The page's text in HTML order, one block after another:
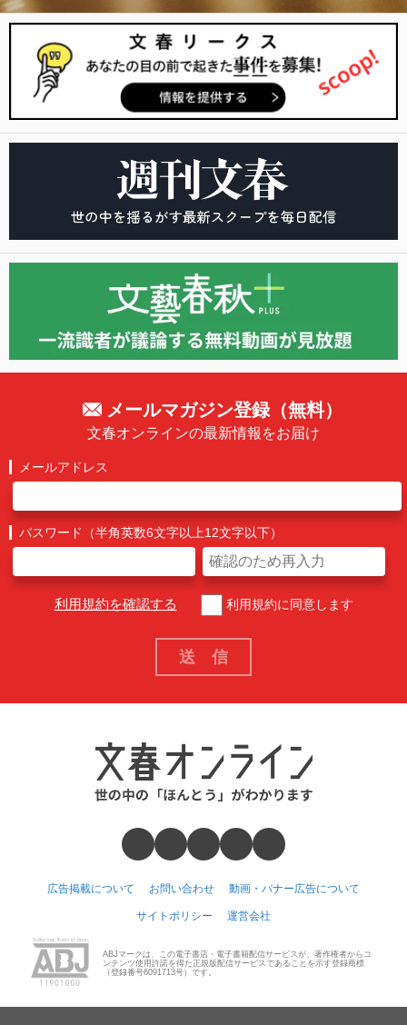
メールマガジン登録（無料）
文春オンラインの最新情報をお届け
メールアドレス
パスワード（半角英数6文字以上12文字以下）
利用規約を確認する 利用規約に同意します
広告掲載について お問い合わせ 動画・バナー広告について
サイトポリシー 運営会社
ABJマークは、この電子書店・電子書籍配信サービスが、著作権者からコ
ンテンツ使用許諾を得た正規版配信サービスであることを示す登録商標
（登録番号6091713号）です。